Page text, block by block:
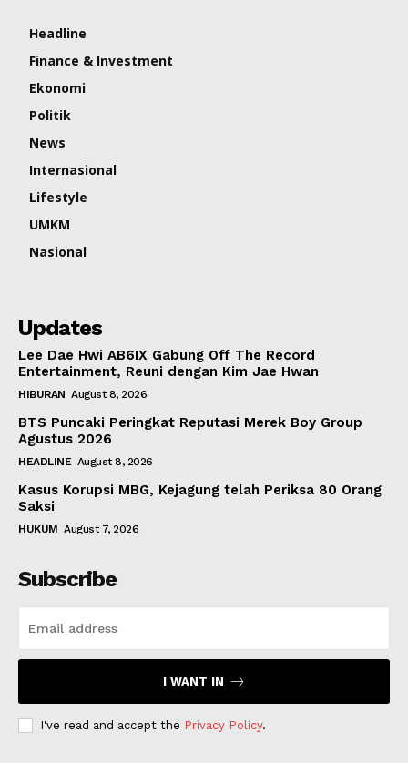
Headline
Finance & Investment
Ekonomi
Politik
News
Internasional
Lifestyle
UMKM
Nasional
Updates
Lee Dae Hwi AB6IX Gabung Off The Record
Entertainment, Reuni dengan Kim Jae Hwan
HIBURAN August 8, 2026
BTS Puncaki Peringkat Reputasi Merek Boy Group
Agustus 2026
HEADLINE August 8, 2026
Kasus Korupsi MBG, Kejagung telah Periksa 80 Orang
Saksi
HUKUM August 7, 2026
Subscribe
I WANT IN
I've read and accept the Privacy Policy.